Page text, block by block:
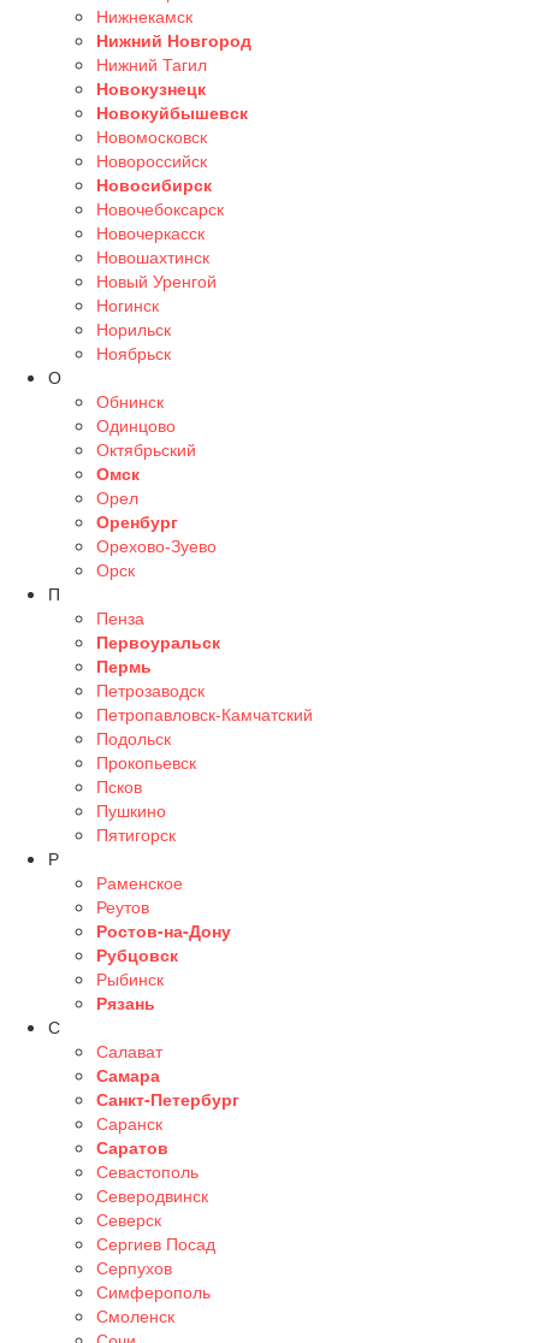
Нижнекамск
Нижний Новгород
Нижний Тагил
Новокузнецк
Новокуйбышевск
Новомосковск
Новороссийск
Новосибирск
Новочебоксарск
Новочеркасск
Новошахтинск
Новый Уренгой
Ногинск
Норильск
Ноябрьск
О
Обнинск
Одинцово
Октябрьский
Омск
Орел
Оренбург
Орехово-Зуево
Орск
П
Пенза
Первоуральск
Пермь
Петрозаводск
Петропавловск-Камчатский
Подольск
Прокопьевск
Псков
Пушкино
Пятигорск
Р
Раменское
Реутов
Ростов-на-Дону
Рубцовск
Рыбинск
Рязань
С
Салават
Самара
Санкт-Петербург
Саранск
Саратов
Севастополь
Северодвинск
Северск
Сергиев Посад
Серпухов
Симферополь
Смоленск